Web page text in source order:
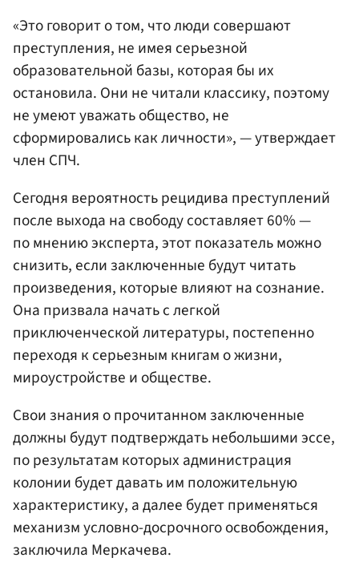
«Это говорит о том, что люди совершают
преступления, не имея серьезной
образовательной базы, которая бы их
остановила. Они не читали классику, поэтому
не умеют уважать общество, не
сформировались как личности», — утверждает
член СПЧ.
Сегодня вероятность рецидива преступлений
после выхода на свободу составляет 60% —
по мнению эксперта, этот показатель можно
снизить, если заключенные будут читать
произведения, которые влияют на сознание.
Она призвала начать с легкой
приключенческой литературы, постепенно
переходя к серьезным книгам о жизни,
мироустройстве и обществе.
Свои знания о прочитанном заключенные
должны будут подтверждать небольшими эссе,
по результатам которых администрация
колонии будет давать им положительную
характеристику, а далее будет применяться
механизм условно-досрочного освобождения,
заключила Меркачева.